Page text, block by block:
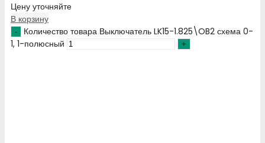
Цену уточняйте
В корзину
Количество товара Выключатель LK15-1.825\OB2 схема 0-
1, 1-полюсный